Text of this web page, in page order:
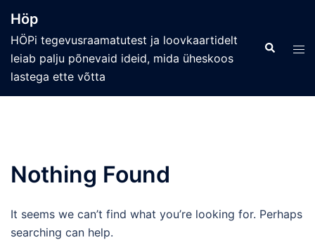
content
Höp
HÖPi tegevusraamatutest ja loovkaartidelt
leiab palju põnevaid ideid, mida üheskoos
lastega ette võtta
Search
Nothing Found
It seems we can’t find what you’re looking for. Perhaps
searching can help.